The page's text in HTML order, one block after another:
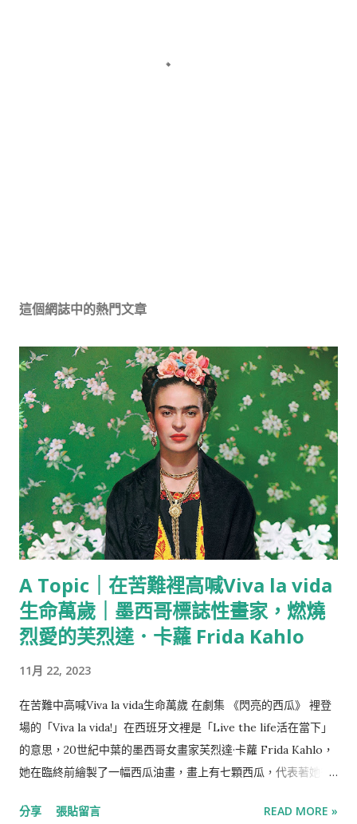
這個網誌中的熱門文章
A Topic｜在苦難裡高喊Viva la vida
生命萬歲｜墨西哥標誌性畫家，燃燒
烈愛的芙烈達．卡蘿 Frida Kahlo
11月 22, 2023
在苦難中高喊Viva la vida生命萬歲 在劇集 《閃亮的西瓜》 裡登
場的「Viva la vida!」在西班牙文裡是「Live the life活在當下」
的意思，20世紀中葉的墨西哥女畫家芙烈達·卡蘿 Frida Kahlo，
她在臨終前繪製了一幅西瓜油畫，畫上有七顆西瓜，代表著她從
「Viva la vida」，高喊著生命萬歲，為她雖然充滿波折與苦難卻
分享 張貼留言 READ MORE »